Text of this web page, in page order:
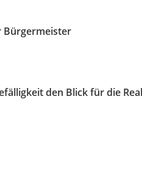
Bürgermeister
den Blick für die